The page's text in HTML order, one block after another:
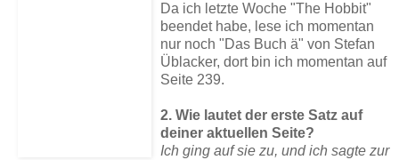
Da ich letzte Woche "The Hobbit"
beendet habe, lese ich momentan
nur noch "Das Buch ä" von Stefan
Üblacker, dort bin ich momentan auf
Seite 239.
2. Wie lautet der erste Satz auf
deiner aktuellen Seite?
Ich ging auf sie zu, und ich sagte zur